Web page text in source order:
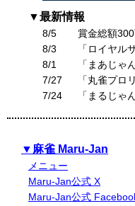
▼最新情報
8/5
賞金総額
8/3
「ロイヤル
8/1
「まあじゃ
7/27
「丸雀プロ
7/24
「まるじゃ
▼麻雀 Maru-Jan
メニュー
Maru-Jan公式 X
Maru-Jan公式